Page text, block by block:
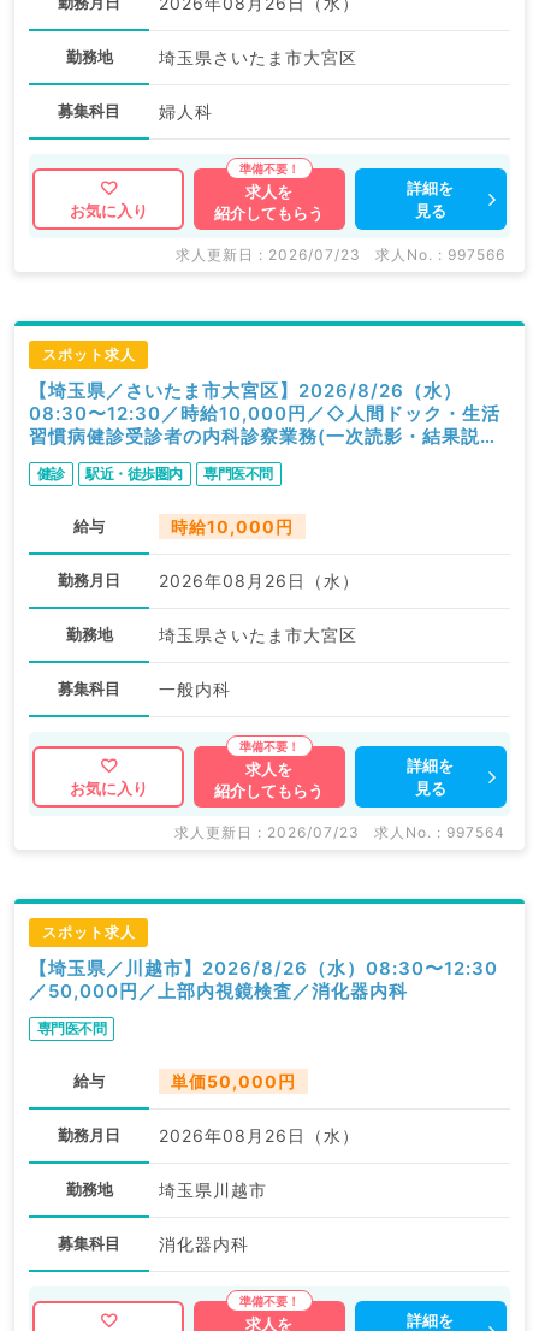
勤務地 埼玉県さいたま市大宮区
募集科目 婦人科
お気に入り
求人を
紹介してもらう
詳細を
見る
求人更新日 : 2026/07/23 求人No. : 997566
スポット求人
【埼玉県／さいたま市大宮区】2026/8/26（水）
08:30〜12:30／時給10,000円／◇人間ドック・生活
習慣病健診受診者の内科診察業務(一次読影・結果説明
含む)◇／内科
健診 駅近・徒歩圏内 専門医不問
給与 時給10,000円
勤務月日 2026年08月26日（水）
勤務地 埼玉県さいたま市大宮区
募集科目 一般内科
お気に入り
求人を
紹介してもらう
詳細を
見る
求人更新日 : 2026/07/23 求人No. : 997564
スポット求人
【埼玉県／川越市】2026/8/26（水）08:30〜12:30
／50,000円／上部内視鏡検査／消化器内科
専門医不問
給与 単価50,000円
勤務月日 2026年08月26日（水）
勤務地 埼玉県川越市
募集科目 消化器内科
求人を
詳細を